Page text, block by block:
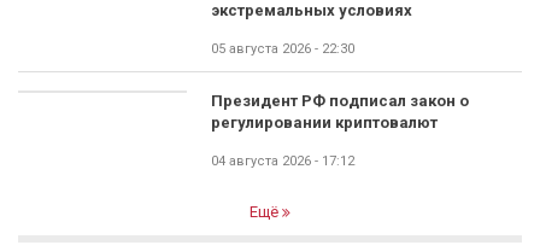
экстремальных условиях
05 августа 2026 - 22:30
Президент РФ подписал закон о
регулировании криптовалют
04 августа 2026 - 17:12
Ещё